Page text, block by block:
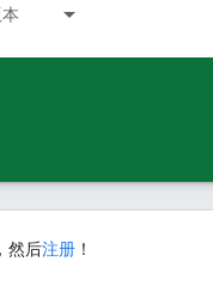
，然后注册 ！